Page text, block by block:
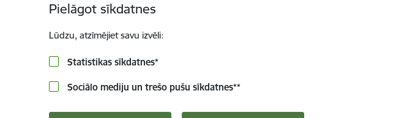
Pielāgot sīkdatnes
Lūdzu, atzīmējiet savu izvēli:
Statistikas sīkdatnes*
Sociālo mediju un trešo pušu sīkdatnes**